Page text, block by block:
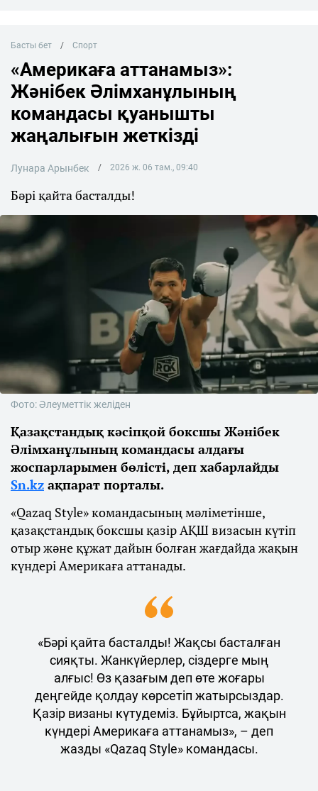
Басты бет Спорт
«Америкаға аттанамыз»:
Жәнібек Әлімханұлының
командасы қуанышты
жаңалығын жеткізді
Лунара Арынбек 2026 ж. 06 там., 09:40
Бәрі қайта басталды!
Фото: Әлеуметтік желіден
Қазақстандық кәсіпқой боксшы Жәнібек
Әлімханұлының командасы алдағы
жоспарларымен бөлісті, деп хабарлайды
Sn.kz ақпарат порталы.
«Qazaq Style» командасының мәліметінше,
қазақстандық боксшы қазір АҚШ визасын күтіп
отыр және құжат дайын болған жағдайда жақын
күндері Америкаға аттанады.
«Бәрі қайта басталды! Жақсы басталған
сияқты. Жанкүйерлер, сіздерге мың
алғыс! Өз қазағым деп өте жоғары
деңгейде қолдау көрсетіп жатырсыздар.
Қазір визаны күтудеміз. Бұйыртса, жақын
күндері Америкаға аттанамыз», – деп
жазды «Qazaq Style» командасы.